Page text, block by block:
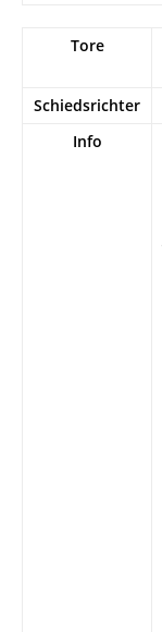
Tore
Schiedsrichter
Info